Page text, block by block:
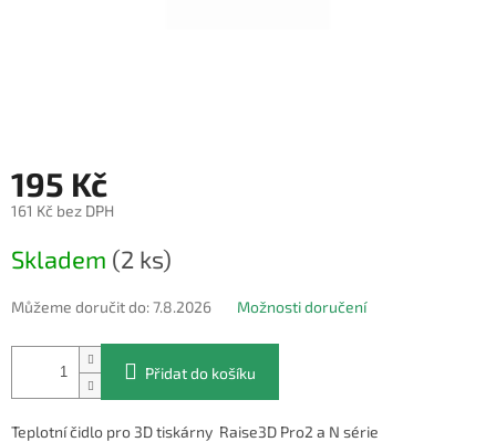
195 Kč
161 Kč bez DPH
cena:
Skladem (2 ks)
Můžeme doručit do:7.8.2026 Možnosti doručení
Přidat do košíku
Teplotní čidlo pro 3D tiskárny Raise3D Pro2 a N série